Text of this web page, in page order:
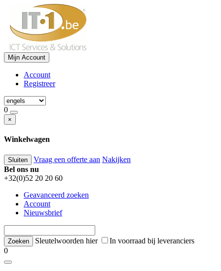
Mijn Account
Account
Registreer
0
×
Winkelwagen
Sluiten Vraag een offerte aan Nakijken
Bel ons nu
+32(0)52 20 20 60
Geavanceerd zoeken
Account
Nieuwsbrief
Sleutelwoorden hier
In voorraad bij leveranciers
0